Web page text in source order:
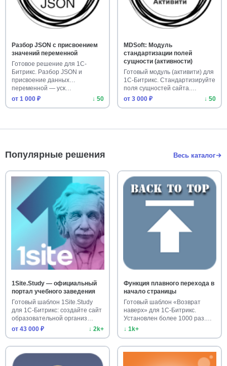
Разбор JSON с присвоением
значений переменной
Готовое решение для 1С-
Битрикс. Разбор JSON и
присвоение данных
переменной — уск…
от 1 000 ₽
↓ 50
MDSoft: Модуль
стандартизации полей
сущности (активности)
Готовый модуль (активити) для
1С-Битрикс. Стандартизируйте
поля сущностей сайта.…
от 3 000 ₽
↓ 50
Популярные решения Весь каталог
1Site.Study — официальный
портал учебного заведения
Готовый шаблон 1Site.Study
для 1С-Битрикс: создайте сайт
образовательной организ…
от 43 000 ₽
↓ 2k+
Функция плавного перехода в
начало страницы
Готовый шаблон «Возврат
наверх» для 1С-Битрикс.
Установлен более 1000 раз.
Улучш…
↓ 1k+